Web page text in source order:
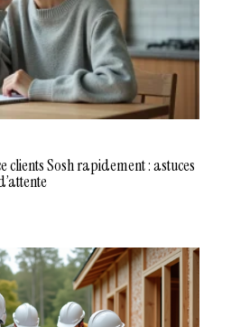
clients Sosh rapidement : astuces